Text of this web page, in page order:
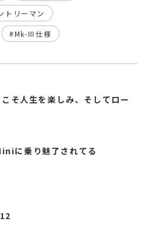
トリーマン
#Mk-Ⅲ仕様
そ人生を楽しみ、そしてロー
に乗り魅了されてる